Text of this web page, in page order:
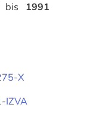
bis 1991
X
IZVA